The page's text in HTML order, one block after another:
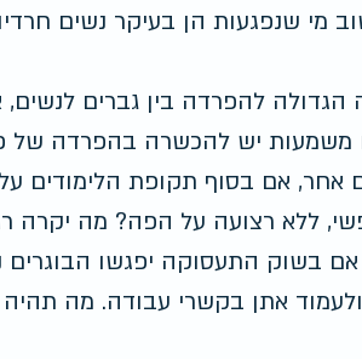
מי שנפגעות הן בעיקר נשים
להפרדה בין גברים לנשים,
משמעות יש להכשרה בהפרדה של
אחר, אם בסוף תקופת הלימודים
ללא רצועה על הפה? מה יקרה
בשוק התעסוקה יפגשו הבוגרים
אתן בקשרי עבודה. מה